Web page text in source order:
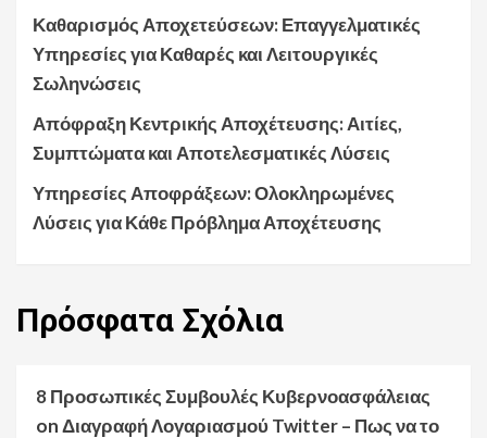
Καθαρισμός Αποχετεύσεων: Επαγγελματικές
Υπηρεσίες για Καθαρές και Λειτουργικές
Σωληνώσεις
Απόφραξη Κεντρικής Αποχέτευσης: Αιτίες,
Συμπτώματα και Αποτελεσματικές Λύσεις
Υπηρεσίες Αποφράξεων: Ολοκληρωμένες
Λύσεις για Κάθε Πρόβλημα Αποχέτευσης
Πρόσφατα Σχόλια
8 Προσωπικές Συμβουλές Κυβερνοασφάλειας
onΔιαγραφή Λογαριασμού Twitter – Πως να το